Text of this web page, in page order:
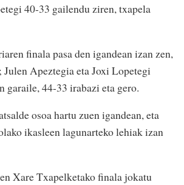
40-33 gailendu ziren, txapela
finala pasa den igandean izan zen,
Apeztegia eta Joxi Lopetegi
garaile, 44-33 irabazi eta gero.
osoa hartu zuen igandean, eta
ikasleen lagunarteko lehiak izan
Xare Txapelketako finala jokatu